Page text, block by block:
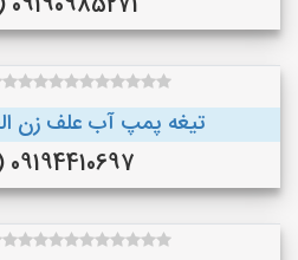
تیغه پمپ آب علف زن
09194410697 (زنجان )